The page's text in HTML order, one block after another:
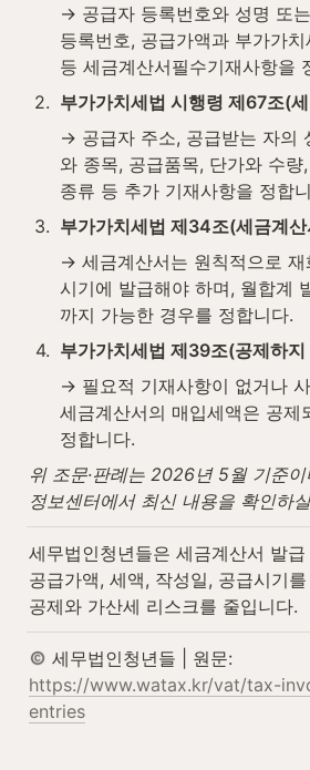
→ 공급자 등록번호와 성명 또
등록번호, 공급가액과 부가가
등 세금계산서필수기재사항을
2. 부가가치세법 시행령 제67조(
→ 공급자 주소, 공급받는 자의
와 종목, 공급품목, 단가와 수량
종류 등 추가 기재사항을 정합
3. 부가가치세법 제34조(세금계
→ 세금계산서는 원칙적으로
시기에 발급해야 하며, 월합계
까지 가능한 경우를 정합니다.
4. 부가가치세법 제39조(공제하
→ 필요적 기재사항이 없거나
세금계산서의 매입세액은 공제
정합니다.
위 조문·판례는 2026년 5월 기준
정보센터에서 최신 내용을 확인하
세무법인청년들은 세금계산서 발
공급가액, 세액, 작성일, 공급시기
공제와 가산세 리스크를 줄입니다.
https://www.watax.kr/vat/tax-
entries